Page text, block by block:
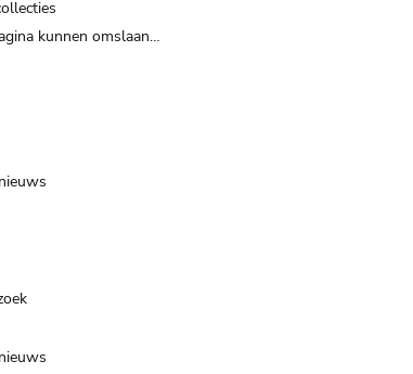
kunnen omslaan…